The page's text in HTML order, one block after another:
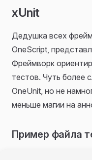
xUnit
Дедушка всех
OneScript,
Фреймворк
тестов. Чуть более
OneUnit, но не
меньше магии на
Пример файла